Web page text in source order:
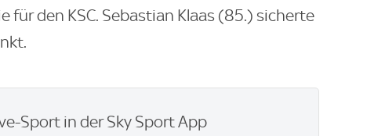
für den KSC. Sebastian Klaas (85.) sicherte
Sport in der Sky Sport App